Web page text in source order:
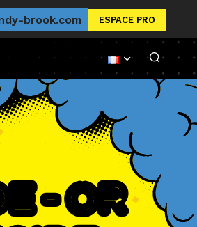
brook.com ESPACE PRO
- Or